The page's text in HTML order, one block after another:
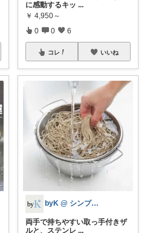
に感動するキッ ...
￥ 4,950～
0 0 6
コレ いいね
byK @ シンプル好き
両手で持ちやすい取っ手付きザ
ルと、ステンレ ...